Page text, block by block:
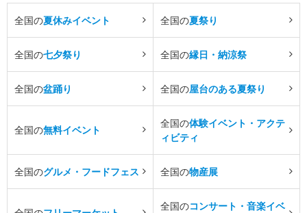
全国の夏休みイベント 全国の夏祭り
全国の七夕祭り 全国の縁日・納涼祭
全国の盆踊り 全国の屋台のある夏祭り
全国の無料イベント
全国の体験イベント・アクテ
ィビティ
全国のグルメ・フードフェス 全国の物産展
全国のコンサート・音楽イベ